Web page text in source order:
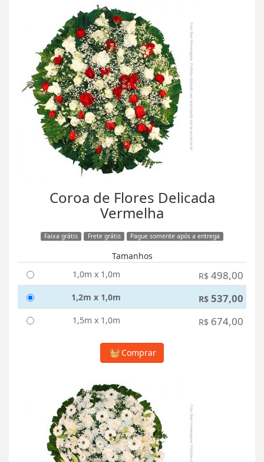
Coroa de Flores Delicada
Vermelha
Faixa grátis Frete grátis Pague somente após a entrega
Tamanhos
1,0m x 1,0m
R$ 498,00
1,2m x 1,0m R$ 537,00
1,5m x 1,0m R$ 674,00
Comprar